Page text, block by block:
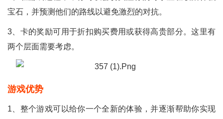
宝石，并预测他们的路线以避免激烈的对抗。
3、卡的奖励可用于折扣购买费用或获得高贵部分。这里有
两个层面需要考虑。
游戏优势
1、整个游戏可以给你一个全新的体验，并逐渐帮助你实现